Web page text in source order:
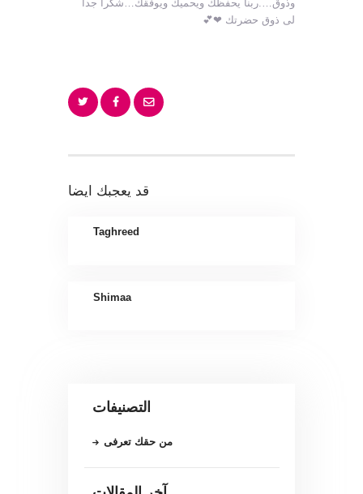
وذوق….ربنا يحفظك ويحميك ويوفقك…شكرا جدا
لى ذوق حضرتك ❤💕
قد يعجبك ايضا
Taghreed
Shimaa
التصنيفات
من حقك تعرفى